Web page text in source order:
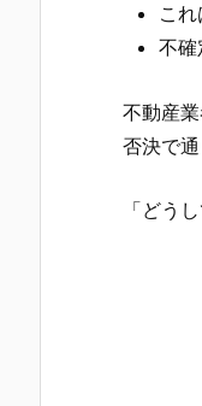
こ
不確
不動産
否決で通
「どう